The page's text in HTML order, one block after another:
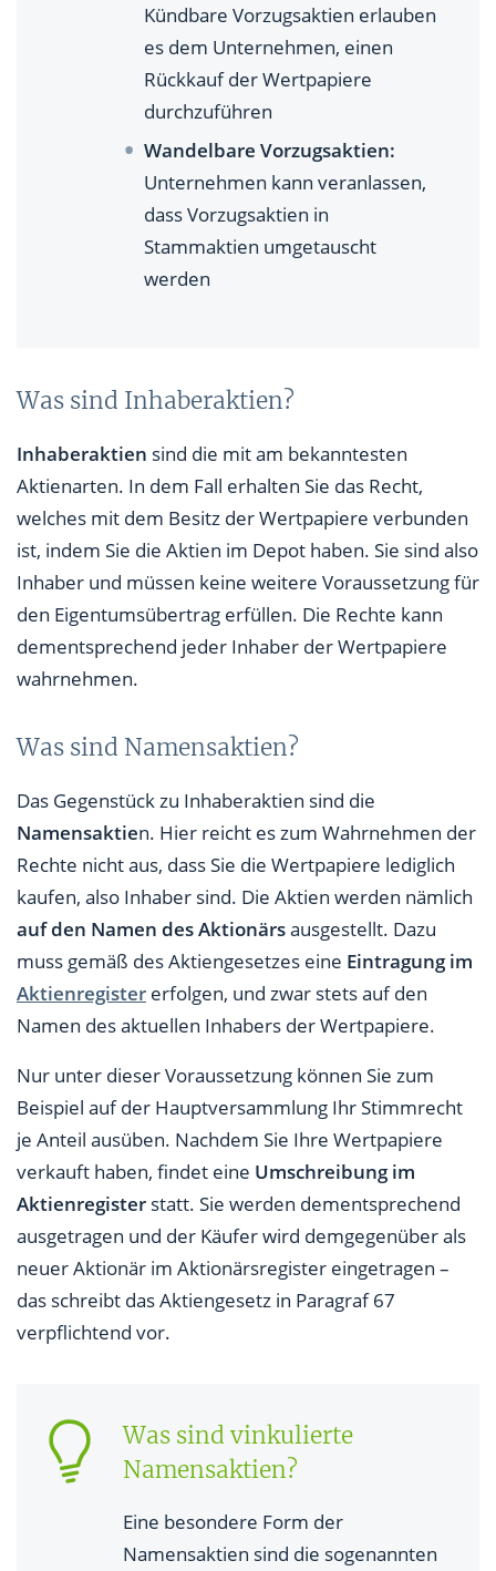
Kündbare Vorzugsaktien erlauben
es dem Unternehmen, einen
Rückkauf der Wertpapiere
durchzuführen
Wandelbare Vorzugsaktien:
Unternehmen kann veranlassen,
dass Vorzugsaktien in
Stammaktien umgetauscht
werden
Was sind Inhaberaktien?
Inhaberaktien sind die mit am bekanntesten
Aktienarten. In dem Fall erhalten Sie das Recht,
welches mit dem Besitz der Wertpapiere verbunden
ist, indem Sie die Aktien im Depot haben. Sie sind also
Inhaber und müssen keine weitere Voraussetzung für
den Eigentumsübertrag erfüllen. Die Rechte kann
dementsprechend jeder Inhaber der Wertpapiere
wahrnehmen.
Was sind Namensaktien?
Das Gegenstück zu Inhaberaktien sind die
Namensaktien. Hier reicht es zum Wahrnehmen der
Rechte nicht aus, dass Sie die Wertpapiere lediglich
kaufen, also Inhaber sind. Die Aktien werden nämlich
auf den Namen des Aktionärsausgestellt. Dazu
muss gemäß des Aktiengesetzes eine Eintragung im
Aktienregister erfolgen, und zwar stets auf den
Namen des aktuellen Inhabers der Wertpapiere.
Nur unter dieser Voraussetzung können Sie zum
Beispiel auf der Hauptversammlung Ihr Stimmrecht
je Anteil ausüben. Nachdem Sie Ihre Wertpapiere
verkauft haben, findet eine Umschreibung im
Aktienregister statt. Sie werden dementsprechend
ausgetragen und der Käufer wird demgegenüber als
neuer Aktionär im Aktionärsregister eingetragen –
das schreibt das Aktiengesetz in Paragraf 67
verpflichtend vor.
Was sind vinkulierte
Namensaktien?
Eine besondere Form der
Namensaktien sind die sogenannten